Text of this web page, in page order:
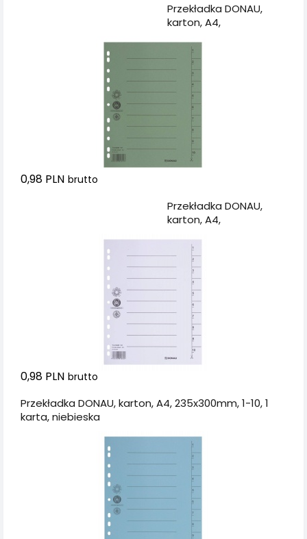
Przekładka DONAU,
karton, A4,
karta, zielona
0,98 PLN brutto
Przekładka DONAU,
karton, A4,
karta, biała
0,98 PLN brutto
Przekładka DONAU, karton, A4, 235x300mm, 1-10, 1
karta, niebieska